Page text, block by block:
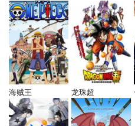
海贼王 龙珠超